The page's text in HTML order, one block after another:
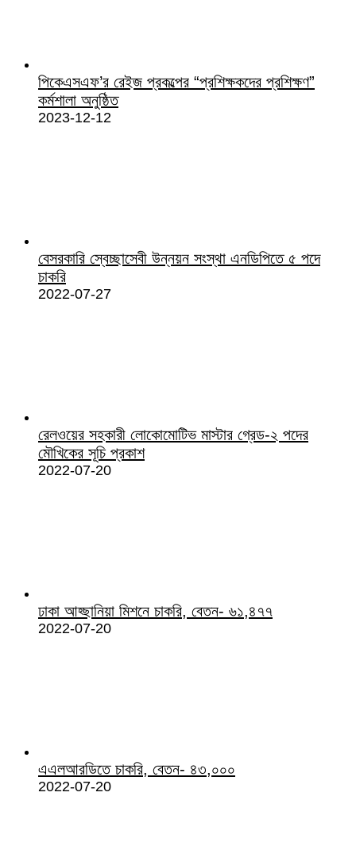
পিকেএসএফ’র রেইজ প্রকল্পের “প্রশিক্ষকদের প্রশিক্ষণ”
কর্মশালা অনুষ্ঠিত
2023-12-12
বেসরকারি স্বেচ্ছাসেবী উন্নয়ন সংস্থা এনডিপিতে ৫ পদে
চাকরি
2022-07-27
রেলওয়ের সহকারী লোকোমোটিভ মাস্টার গ্রেড-২ পদের
মৌখিকের সূচি প্রকাশ
2022-07-20
ঢাকা আহ্ছানিয়া মিশনে চাকরি, বেতন- ৬১,৪৭৭
2022-07-20
এএলআরডিতে চাকরি, বেতন- ৪৩,০০০
2022-07-20